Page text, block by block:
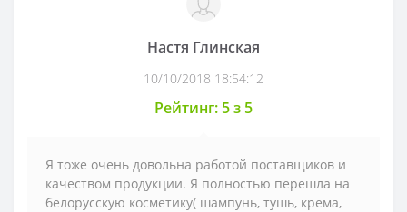
Настя Глинская
10/10/2018 18:54:12
Рейтинг: 5 з 5
Я тоже очень довольна работой поставщиков и
качеством продукции. Я полностью перешла на
белорусскую косметику( шампунь, тушь, крема,